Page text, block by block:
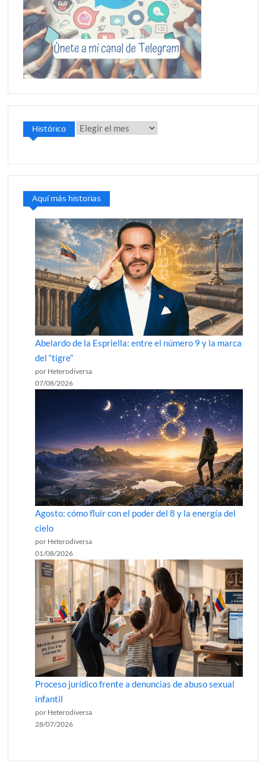
Histórico Histórico
Aquí más historias
Abelardo de la Espriella: entre el número 9 y la marca
del “tigre”
por Heterodiversa
07/08/2026
Agosto: cómo fluir con el poder del 8 y la energía del
cielo
por Heterodiversa
01/08/2026
Proceso jurídico frente a denuncias de abuso sexual
infantil
por Heterodiversa
28/07/2026